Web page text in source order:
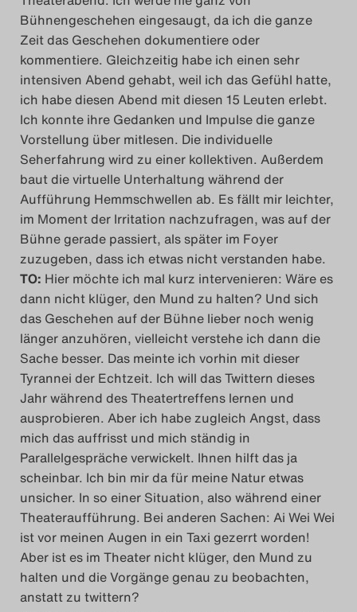
Bühnengeschehen eingesaugt, da ich die ganze
Zeit das Geschehen dokumentiere oder
kommentiere. Gleichzeitig habe ich einen sehr
intensiven Abend gehabt, weil ich das Gefühl hatte,
ich habe diesen Abend mit diesen 15 Leuten erlebt.
Ich konnte ihre Gedanken und Impulse die ganze
Vorstellung über mitlesen. Die individuelle
Seherfahrung wird zu einer kollektiven. Außerdem
baut die virtuelle Unterhaltung während der
Aufführung Hemmschwellen ab. Es fällt mir leichter,
im Moment der Irritation nachzufragen, was auf der
Bühne gerade passiert, als später im Foyer
zuzugeben, dass ich etwas nicht verstanden habe.
TO: Hier möchte ich mal kurz intervenieren: Wäre es
dann nicht klüger, den Mund zu halten? Und sich
das Geschehen auf der Bühne lieber noch wenig
länger anzuhören, vielleicht verstehe ich dann die
Sache besser. Das meinte ich vorhin mit dieser
Tyrannei der Echtzeit. Ich will das Twittern dieses
Jahr während des Theatertreffens lernen und
ausprobieren. Aber ich habe zugleich Angst, dass
mich das auffrisst und mich ständig in
Parallelgespräche verwickelt. Ihnen hilft das ja
scheinbar. Ich bin mir da für meine Natur etwas
unsicher. In so einer Situation, also während einer
Theateraufführung. Bei anderen Sachen: Ai Wei Wei
ist vor meinen Augen in ein Taxi gezerrt worden!
Aber ist es im Theater nicht klüger, den Mund zu
halten und die Vorgänge genau zu beobachten,
anstatt zu twittern?